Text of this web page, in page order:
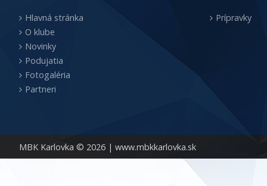
MBK Karlovka © 2026 | www.mbkkarlovka.sk
Hlavná stránka
O klube
Novinky
Podujatia
Fotogaléria
Partneri
Prípravky